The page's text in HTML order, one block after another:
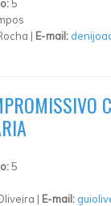
5
| E-mail:
5
| E-mail: